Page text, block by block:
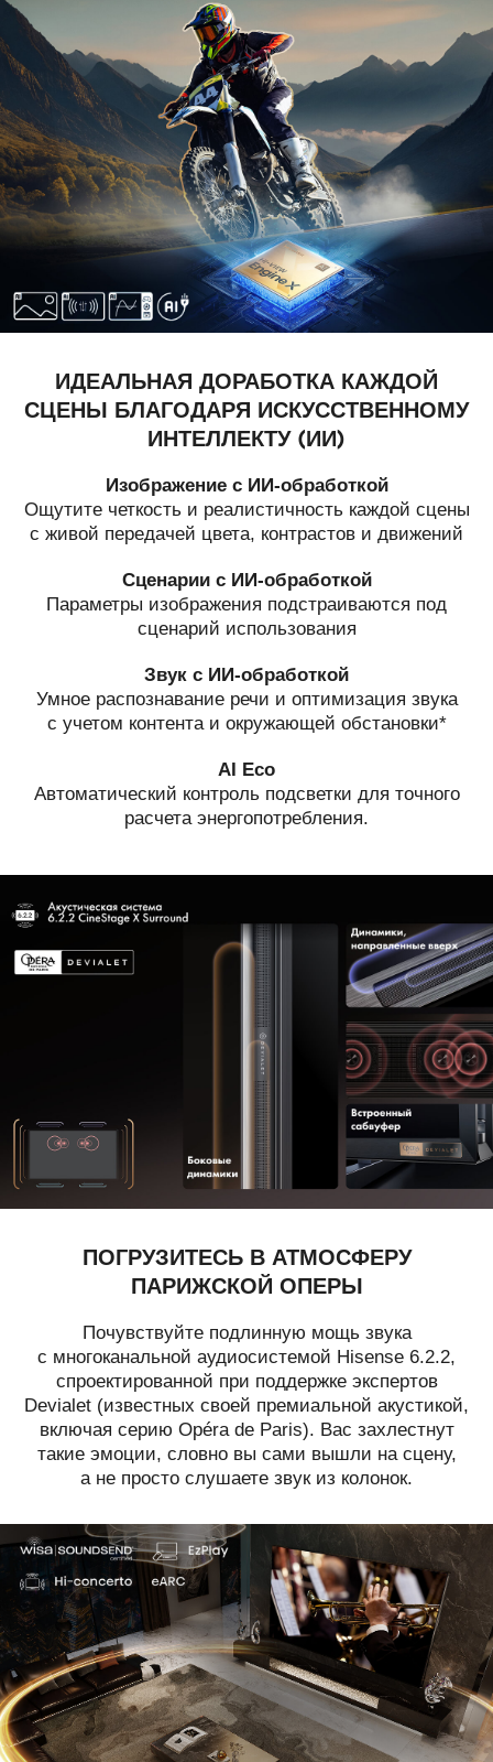
ИДЕАЛЬНАЯ ДОРАБОТКА КАЖДОЙ
СЦЕНЫ БЛАГОДАРЯ ИСКУССТВЕННОМУ
ИНТЕЛЛЕКТУ (ИИ)
Изображение с ИИ-обработкой
Ощутите четкость и реалистичность каждой сцены
с живой передачей цвета, контрастов и движений
Сценарии с ИИ-обработкой
Параметры изображения подстраиваются под
сценарий использования
Звук с ИИ-обработкой
Умное распознавание речи и оптимизация звука
с учетом контента и окружающей обстановки*
AI Eco
Автоматический контроль подсветки для точного
расчета энергопотребления.
ПОГРУЗИТЕСЬ В АТМОСФЕРУ
ПАРИЖСКОЙ ОПЕРЫ
Почувствуйте подлинную мощь звука
с многоканальной аудиосистемой Hisense 6.2.2,
спроектированной при поддержке экспертов
Devialet (известных своей премиальной акустикой,
включая серию Opéra de Paris). Вас захлестнут
такие эмоции, словно вы сами вышли на сцену,
а не просто слушаете звук из колонок.